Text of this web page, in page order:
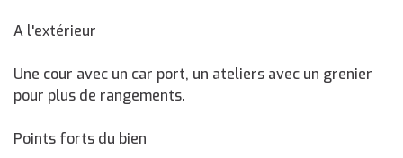
A l'extérieur
Une cour avec un car port, un ateliers avec un grenier
pour plus de rangements.
Points forts du bien